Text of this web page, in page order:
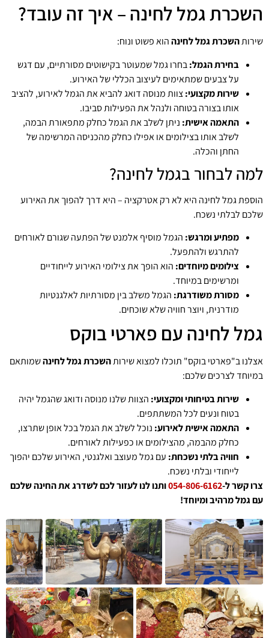
השכרת גמל לחינה – איך זה עובד?
שירותהשכרת גמל לחינההוא פשוט ונוח:
בחירת הגמל:בחרו גמל שמעוטר בקישוטים מסורתיים, עם דגש
על צבעים שמתאימים לעיצוב הכללי של האירוע.
שירות מקצועי:צוות מנוסה דואג להביא את הגמל לאירוע, להציב
אותו בצורה בטוחה ולנהל את הפעילות סביבו.
התאמה אישית: ניתן לשלב את הגמל כחלק מתפאורת הבמה,
לשלב אותו בצילומים או אפילו כחלק מהכניסה המרשימה של
החתן והכלה.
למה לבחור בגמל לחינה?
הוספת גמל לחינה היא לא רק אטרקציה – היא דרך להפוך את האירוע
שלכם לבלתי נשכח.
מפתיע ומרגש: הגמל מוסיף אלמנט של הפתעה שגורם לאורחים
להתרגש ולהתפעל.
צילומים מיוחדים: הוא הופך את צילומי האירוע לייחודיים
ומרשימים במיוחד.
מסורת משודרגת: הגמל משלב בין מסורתיות לאלגנטיות
מודרנית, ויוצר חוויה שלא שוכחים.
גמל לחינה עם פארטי בוקס
אצלנו ב"פארטי בוקס" תוכלו למצוא שירותהשכרת גמל לחינהשמותאם
במיוחד לצרכים שלכם:
שירות בטיחותי ומקצועי: הצוות שלנו מנוסה ודואג שהגמל יהיה
בטוח ונעים לכל המשתתפים.
התאמה אישית לאירוע: נוכל לשלב את הגמל בכל אופן שתרצו,
כחלק מהבמה, מהצילומים או כפעילות לאורחים.
חוויה בלתי נשכחת: עם גמל מעוצב ואלגנטי, האירוע שלכם יהפוך
לייחודי ובלתי נשכח.
צרו קשר ל-054-806-6162ותנו לנו לעזור לכם לשדרג את החינה שלכם
עם גמל מרהיב ומיוחד!